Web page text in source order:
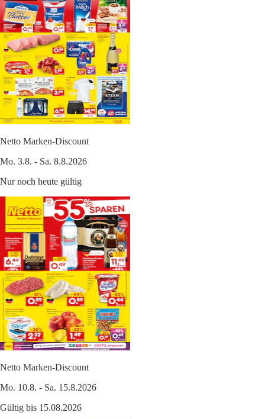
Netto Marken-Discount
Mo. 3.8. - Sa. 8.8.2026
Nur noch heute gültig
Netto Marken-Discount
Mo. 10.8. - Sa. 15.8.2026
Gültig bis 15.08.2026